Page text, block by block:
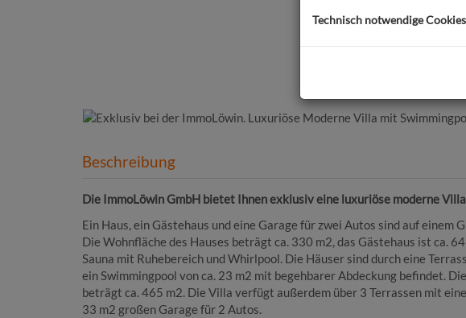
Beschreibung
Die ImmoLöwin GmbH bietet Ihnen exklusiv eine luxuriöse moderne
Ein Haus, ein Gästehaus und eine Garage für zwei Autos sind auf einem
Die Wohnfläche des Hauses beträgt ca. 330 m2, das Gästehaus ist ca.
Sauna mit Ruhebereich und Whirlpool. Die Häuser sind durch eine
ein Swimmingpool von ca. 23 m2 mit begehbarer Abdeckung befindet.
beträgt ca. 465 m2. Die Villa verfügt außerdem über 3 Terrassen mit
33 m2 großen Garage für 2 Autos.
Technisch notwendige Cookies